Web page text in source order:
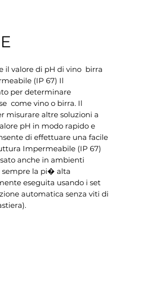
il valore di pH di vino  birra
(IP 67) Il
per determinare
come vino o birra. Il
misurare altre soluzioni a
pH in modo rapido e
di effettuare una facile
Impermeabile (IP 67)
anche in ambienti
sempre la pi� alta
eseguita usando i set
automatica senza viti di